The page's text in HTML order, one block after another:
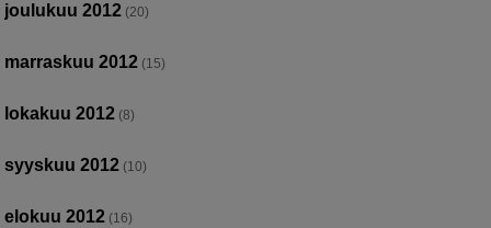
joulukuu 2012 (20)
marraskuu 2012 (15)
lokakuu 2012 (8)
syyskuu 2012 (10)
elokuu 2012 (16)